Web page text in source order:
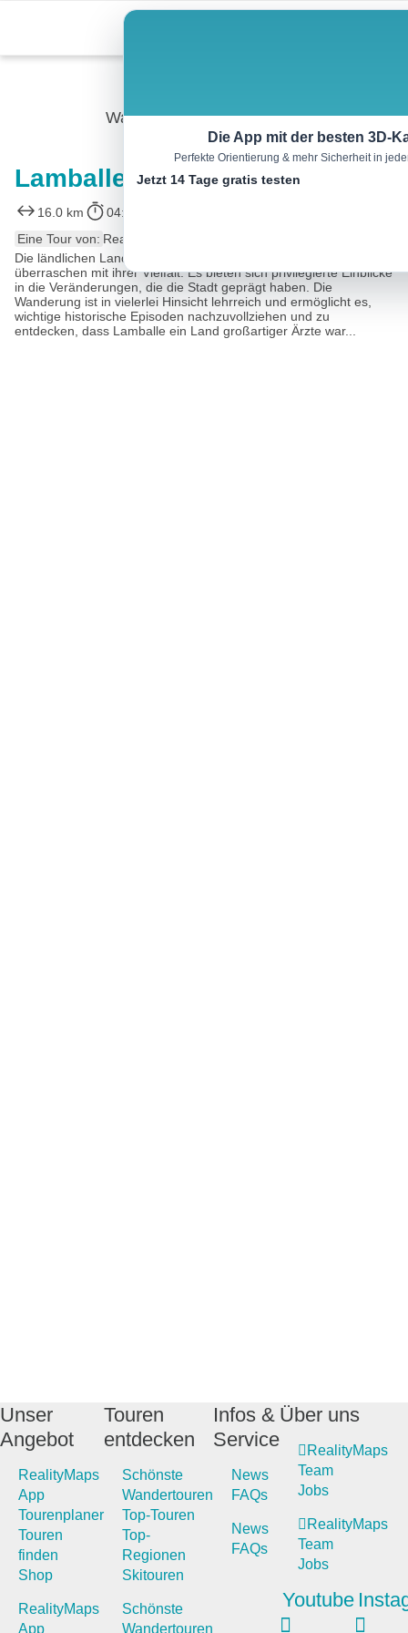
content
Wandern
Lamballe Rundgang 3
16.0 km 04:15 h
Eine Tour von: RealityMaps
Die ländlichen Landschaften vor den Toren von Lamballe
überraschen mit ihrer Vielfalt. Es bieten sich privilegierte Einblicke
in die Veränderungen, die die Stadt geprägt haben. Die
Wanderung ist in vielerlei Hinsicht lehrreich und ermöglicht es,
wichtige historische Episoden nachzuvollziehen und zu
entdecken, dass Lamballe ein Land großartiger Ärzte war...
Die App mit der besten 3D-
Perfekte Orientierung & mehr Sicherheit in
Jetzt 14 Tage gratis testen
Unser
Angebot
RealityMaps
App
Tourenplaner
Touren
finden
Shop
RealityMaps
App
Touren
entdecken
Schönste
Wandertouren
Top-Touren
Top-
Regionen
Skitouren
Schönste
Wandertouren
Infos &
Service
News
FAQs
News
FAQs
Über uns
RealityMaps
Team
Jobs
RealityMaps
Team
Jobs
Youtube